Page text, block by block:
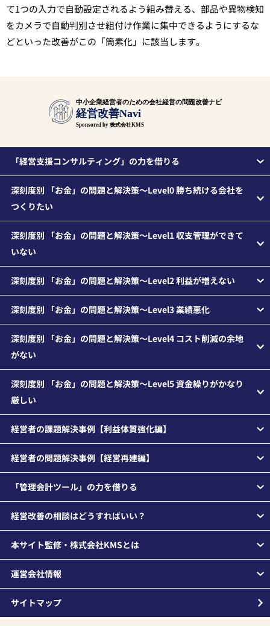
て1つの入力で自動設定されるよう組み替える、部品や異物検知
をカメラで自動判別させ組付け作業に集中できるようにするな
どといった改善がこの「簡素化」に該当します。
中小企業経営者のための会社経営の問題改善ナビ
経営改善Navi
Sponsored by 株式会社KMS
「経営支援コンサルティング」の力を借りる
深刻度別 「お金」の問題と解決策～Level0 勝ち続ける会社を
つくりたい
深刻度別 「お金」の問題と解決策～Level1 収支管理ができて
いない
深刻度別 「お金」の問題と解決策～Level2 利益が増えない
深刻度別 「お金」の問題と解決策～Level3 業績悪化
深刻度別 「お金」の問題と解決策～Level4 コスト削減の余地
がない
深刻度別 「お金」の問題と解決策～Level5 資金繰りがかなり
厳しい
経営者の課題解決事例【利益体質強化編】
経営者の問題解決事例【経営再建編】
「管理会計ツール」の力を借りる
経営改善の相談はどうすればいい？
本サイト監修・株式会社KMSとは
運営会社情報
サイトマップ